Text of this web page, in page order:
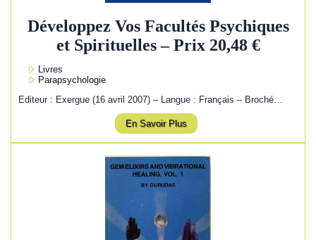
Développez Vos Facultés Psychiques
et Spirituelles – Prix 20,48 €
Livres
Parapsychologie
Editeur : Exergue (16 avril 2007) – Langue : Français – Broché…
En Savoir Plus